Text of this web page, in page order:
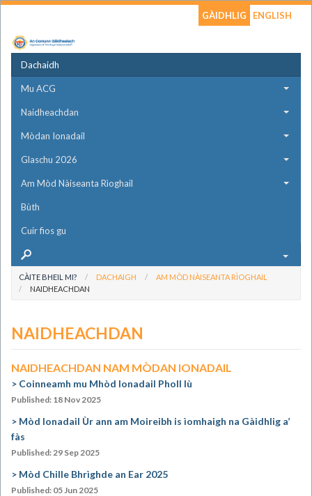
GÀIDHLIG ENGLISH
Dachaidh
Mu ACG
Naidheachdan
Mòdan Ionadail
Glaschu 2026
Am Mòd Nàiseanta Rìoghail
Bùth
Cuir fios gu
CÀITE BHEIL MI? DACHAIGH
AM MÒD NÀISEANTA RÌOGHAIL
NAIDHEACHDAN
NAIDHEACHDAN
NAIDHEACHDAN NAM MÒDAN IONADAIL
Coinneamh mu Mhòd Ionadail Pholl Iù
Published: 18 Nov 2025
Mòd Ionadail Ùr ann am Moireibh is ìomhaigh na Gàidhlig a’
fàs
Published: 29 Sep 2025
Mòd Chille Bhrìghde an Ear 2025
Published: 05 Jun 2025